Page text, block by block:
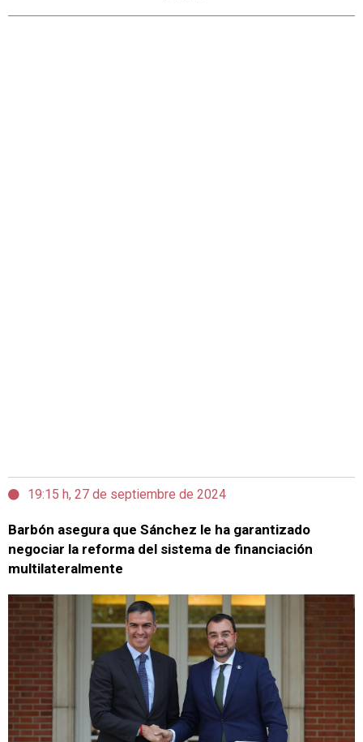
19:15 h, 27 de septiembre de 2024
Barbón asegura que Sánchez le ha garantizado
negociar la reforma del sistema de financiación
multilateralmente